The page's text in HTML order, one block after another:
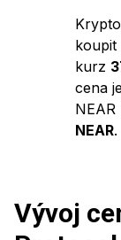
koupit
kurz
cena
NEAR.
Vývoj